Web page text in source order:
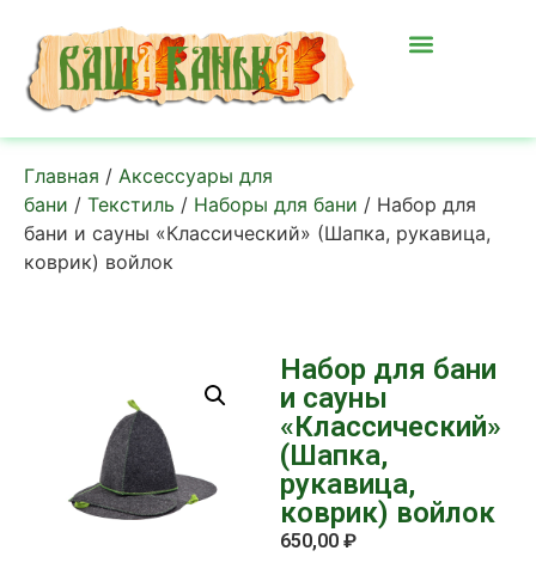
Главная / Аксессуары для
бани / Текстиль / Наборы для бани / Набор для
бани и сауны «Классический» (Шапка, рукавица,
коврик) войлок
Набор для бани
и сауны
«Классический»
(Шапка,
рукавица,
коврик) войлок
650,00 ₽